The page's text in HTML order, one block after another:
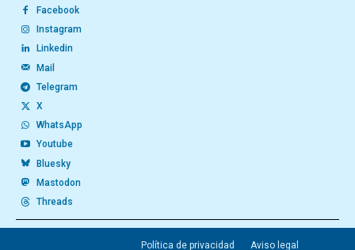
Facebook
Instagram
Linkedin
Mail
Telegram
X
WhatsApp
Youtube
Bluesky
Mastodon
Threads
Política de privacidad Aviso legal